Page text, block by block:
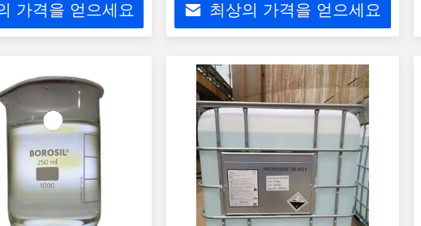
가격을 얻으세요 최상의 가격을 얻으세요